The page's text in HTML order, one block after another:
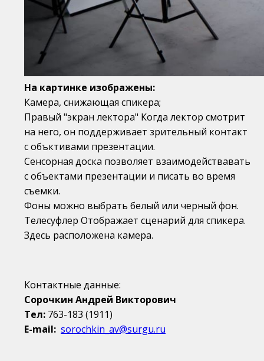
На картинке изображены:
Камера, снижающая спикера;
Правый "экран лектора" Когда лектор смотрит
на него, он поддерживает зрительный контакт
с объктивами презентации.
Сенсорная доска позволяет взаимодействавать
с объектами презентации и писать во время
съемки.
Фоны можно выбрать белый или черный фон.
Телесуфлер Отображает сценарий для спикера.
Здесь расположена камера.
Контактные данные:
Сорочкин Андрей Викторович
Тел: 763-183 (1911)
E-mail: sorochkin_av@surgu.ru